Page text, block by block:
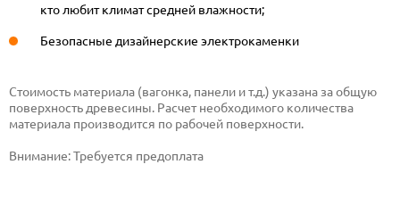
кто любит климат средней влажности;
Безопасные дизайнерские электрокаменки
Стоимость материала (вагонка, панели и т.д.) указана за общую
поверхность древесины. Расчет необходимого количества
материала производится по рабочей поверхности.
Внимание:Требуется предоплата